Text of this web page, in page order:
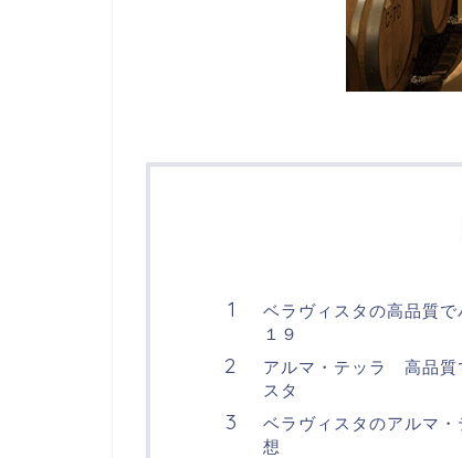
ベラヴィスタの高品質
１９
アルマ・テッラ 高品質
スタ
ベラヴィスタのアルマ
想